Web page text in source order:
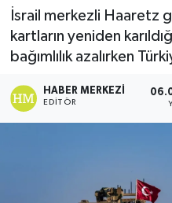
İsrail merkezli Haaretz
kartların yeniden
bağımlılık azalırken
HABER MERKEZI
EDITÖR
Magazin
Özel
Resmi İlanlar